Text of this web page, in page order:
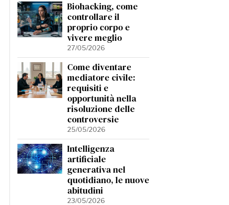
Biohacking, come
controllare il
proprio corpo e
vivere meglio
27/05/2026
Come diventare
mediatore civile:
requisiti e
opportunità nella
risoluzione delle
controversie
25/05/2026
Intelligenza
artificiale
generativa nel
quotidiano, le nuove
abitudini
23/05/2026